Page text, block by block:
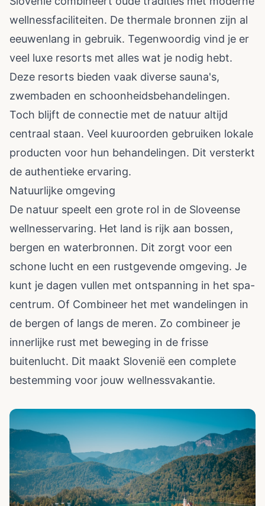
wellnessfaciliteiten. De thermale bronnen zijn al
eeuwenlang in gebruik. Tegenwoordig vind je er
veel luxe resorts met alles wat je nodig hebt.
Deze resorts bieden vaak diverse sauna's,
zwembaden en schoonheidsbehandelingen.
Toch blijft de connectie met de natuur altijd
centraal staan. Veel kuuroorden gebruiken lokale
producten voor hun behandelingen. Dit versterkt
de authentieke ervaring.
Natuurlijke omgeving
De natuur speelt een grote rol in de Sloveense
wellnesservaring. Het land is rijk aan bossen,
bergen en waterbronnen. Dit zorgt voor een
schone lucht en een rustgevende omgeving. Je
kunt je dagen vullen met ontspanning in het spa-
centrum. Of Combineer het met wandelingen in
de bergen of langs de meren. Zo combineer je
innerlijke rust met beweging in de frisse
buitenlucht. Dit maakt Slovenië een complete
bestemming voor jouw wellnessvakantie.